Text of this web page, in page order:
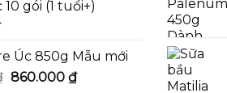
gói (1 tuổi+)
Úc 850g Mẫu mới
Giá
860.000 ₫Giá